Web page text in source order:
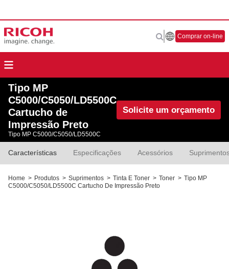
Comprar on-line
Tipo MP
C5000/C5050/LD5500C
Cartucho de
Impressão Preto
Tipo MP C5000/C5050/LD5500C
Solicite um orçamento
Características Especificações Acessórios
Home > Produtos > Suprimentos > Tinta E Toner > Toner > Tipo MP
C5000/C5050/LD5500C Cartucho De Impressão Preto